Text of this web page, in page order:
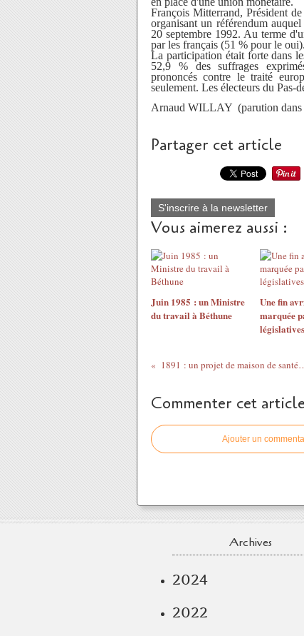
François Mitterrand, Président
organisant un référendum
20 septembre 1992. Au terme
par les français (51 % pour le
La participation était forte dans
52,9 % des suffrages
prononcés contre le traité
seulement. Les électeurs du Pas-
Arnaud WILLAY (parution
Partager cet article
S'inscrire à la newsletter
Vous aimerez aussi :
Juin 1985 : un Ministre
du travail à Béthune
Une fin
marquée
législatives
1891 : un projet de
Commenter cet article
Ajouter un
Archives
2024
2022